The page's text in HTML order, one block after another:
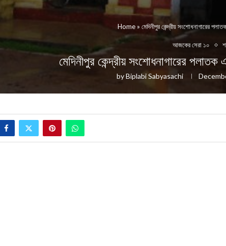
Home » মেদিনীপুর কেন্দ্রীয় সংশোধনাগারের
আজকের সেরা ১০
মেদিনীপুর কেন্দ্রীয় সংশোধনাগারের
byBiplabi Sabyasachi